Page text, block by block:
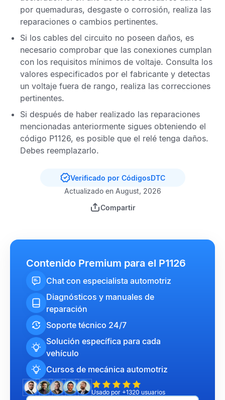
por quemaduras, desgaste o corrosión, realiza las
reparaciones o cambios pertinentes.
Si los cables del circuito no poseen daños, es
necesario comprobar que las conexiones cumplan
con los requisitos mínimos de voltaje. Consulta los
valores especificados por el fabricante y detectas
un voltaje fuera de rango, realiza las correcciones
pertinentes.
Si después de haber realizado las reparaciones
mencionadas anteriormente sigues obteniendo el
código P1126, es posible que el relé tenga daños.
Debes reemplazarlo.
Verificado por CódigosDTC
Actualizado en August, 2026
Compartir
Contenido Premium para el P1126
Chat con especialista automotriz
Diagnósticos y manuales de
reparación
Soporte técnico 24/7
Solución específica para cada
vehículo
Cursos de mecánica automotriz
Usado por +1320 usuarios